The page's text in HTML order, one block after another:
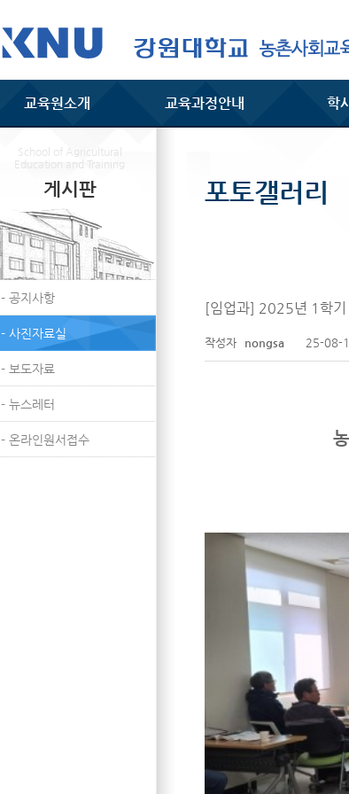
교육원소개 교육과정안내 학
School of Agricultural
Education and Training
게시판
- 공지사항
- 사진자료실
- 보도자료
- 뉴스레터
- 온라인원서접수
포토갤러리
[임업과] 2025년 1학기
작성자 nongsa 25-08-